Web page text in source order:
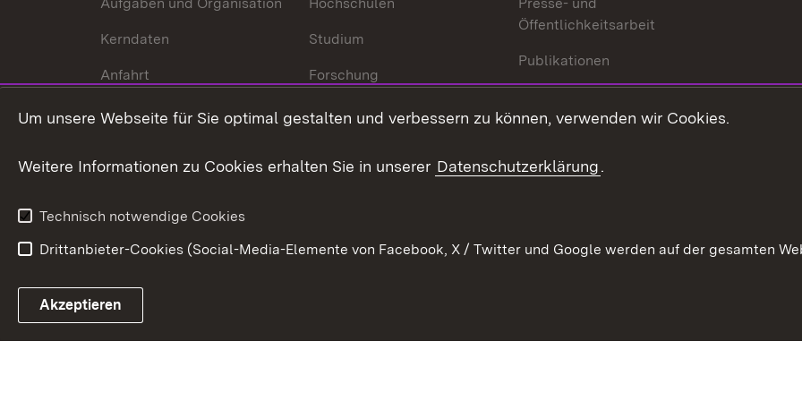
Kerndaten
Anfahrt
Studium
Forschung
Internationales
Öffentlichkeitsarbeit
Publikationen
Mediathek
Ausschreibungen
Link zum Landesportal
Um unsere Webseite für Sie optimal gestalten und verbessern zu können, verwenden wir Cookies.
Weitere Informationen zu Cookies erhalten Sie in unserer Datenschutzerklärung.
Technisch notwendige Cookies
Drittanbieter-Cookies (Social-Media-Elemente von Facebook, X / Twitter und Google werden auf der gesamten
Akzeptieren